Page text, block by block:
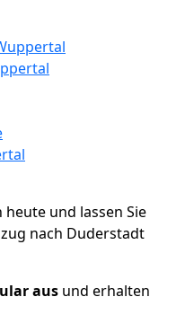
und lassen Sie
nach Duderstadt
aus und erhalten